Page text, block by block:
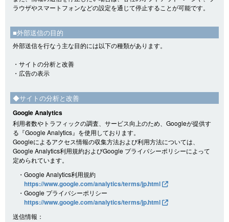
ラウザやスマートフォンなどの設定を通じて停止することが可能です。
■外部送信の目的
外部送信を行なう主な目的には以下の種類があります。
・サイトの分析と改善
・広告の表示
◆サイトの分析と改善
Google Analytics
利用者数やトラフィックの調査、サービス向上のため、Googleが提供す
る『Google Analytics』を使用しております。
Googleによるアクセス情報の収集方法および利用方法については、
Google Analytics利用規約およびGoogle プライバシーポリシーによって
定められています。
・Google Analytics利用規約
https://www.google.com/analytics/terms/jp.html
・Google プライバシーポリシー
https://www.google.com/analytics/terms/jp.html
送信情報：